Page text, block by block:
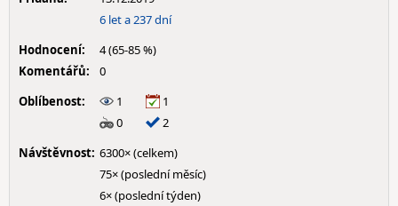
6 let a 237 dní
Hodnocení:
4 (65-85 %)
Komentářů:
0
Oblíbenost:
1
1
0
2
Návštěvnost: 6300× (celkem)
75× (poslední měsíc)
6× (poslední týden)